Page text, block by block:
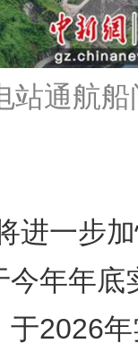
站通航船
一步加
今年年底
于2026